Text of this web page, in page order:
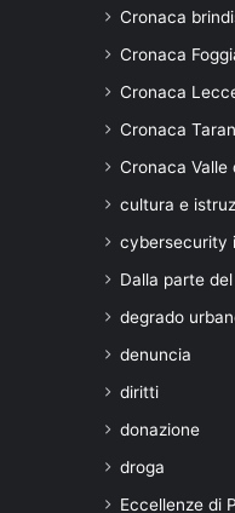
Cronaca
Cronaca
Cronaca
Cronaca
Cronaca Valle
cultura e
cybersecurity
Dalla parte
degrado
denuncia
diritti
donazione
droga
Eccellenze di